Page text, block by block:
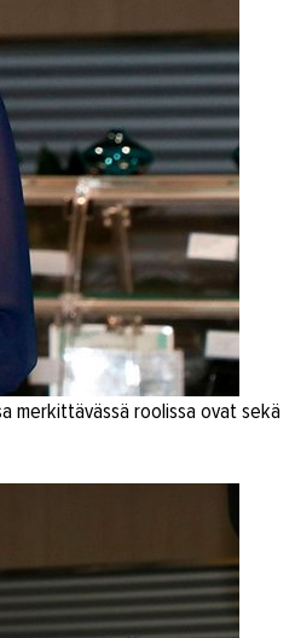
merkittävässä roolissa ovat sekä